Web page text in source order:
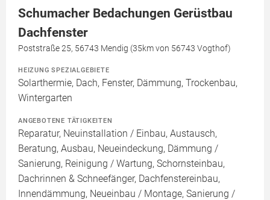
Schumacher Bedachungen Gerüstbau
Dachfenster
Poststraße 25, 56743 Mendig (35km von 56743 Vogthof)
HEIZUNG SPEZIALGEBIETE
Solarthermie, Dach, Fenster, Dämmung, Trockenbau,
Wintergarten
ANGEBOTENE TÄTIGKEITEN
Reparatur, Neuinstallation / Einbau, Austausch,
Beratung, Ausbau, Neueindeckung, Dämmung /
Sanierung, Reinigung / Wartung, Schornsteinbau,
Dachrinnen & Schneefänger, Dachfenstereinbau,
Innendämmung, Neueinbau / Montage, Sanierung /